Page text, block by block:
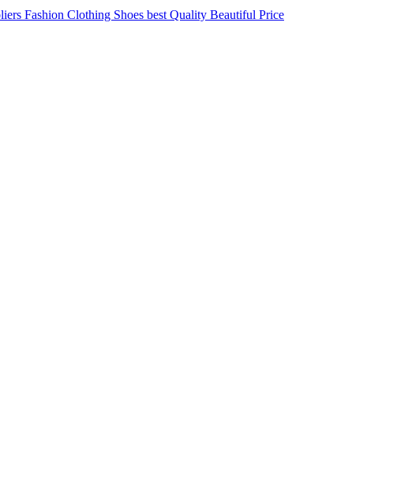
Fashion Clothing Shoes best Quality Beautiful Price